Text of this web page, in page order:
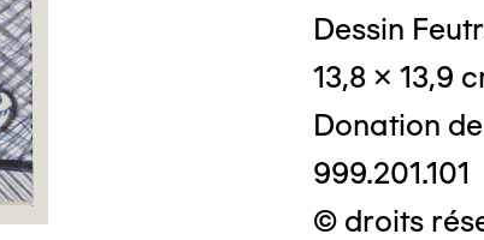
Dessin
13,8 x 13,9
Donation
999.201.101
© droits